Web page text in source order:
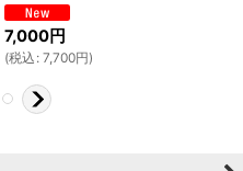
7,000円
(税込 : 7,700円)